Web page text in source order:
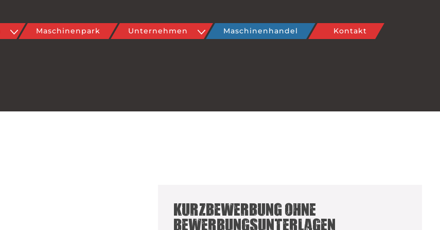
Maschinenpark Unternehmen Maschinenhandel Kontakt
Kurzbewerbung ohne
Bewerbungsunterlagen